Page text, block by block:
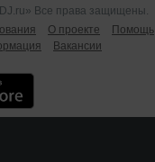
Все права защищены.
О проекте Помощь
Вакансии